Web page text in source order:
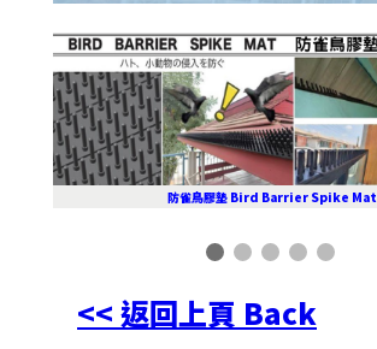
防雀鳥膠墊 Bird Barrier Spike Mat
<< 返回上頁 Back